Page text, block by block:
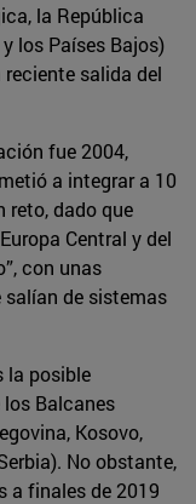
la República
los Países Bajos)
salida del
fue 2004,
a integrar a 10
reto, dado que
Central y del
con unas
de sistemas
la posible
los Balcanes
Kosovo,
No obstante,
a finales de 2019